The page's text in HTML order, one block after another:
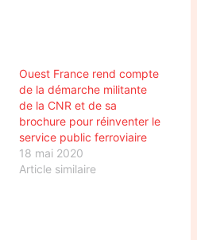
Ouest France rend compte
de la démarche militante
de la CNR et de sa
brochure pour réinventer le
service public ferroviaire
18 mai 2020
Article similaire